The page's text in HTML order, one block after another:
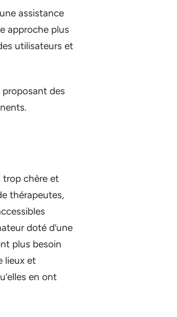
assistance
approche plus
utilisateurs et
des
trop chère et
thérapeutes,
doté d’une
plus besoin
lieux et
en ont